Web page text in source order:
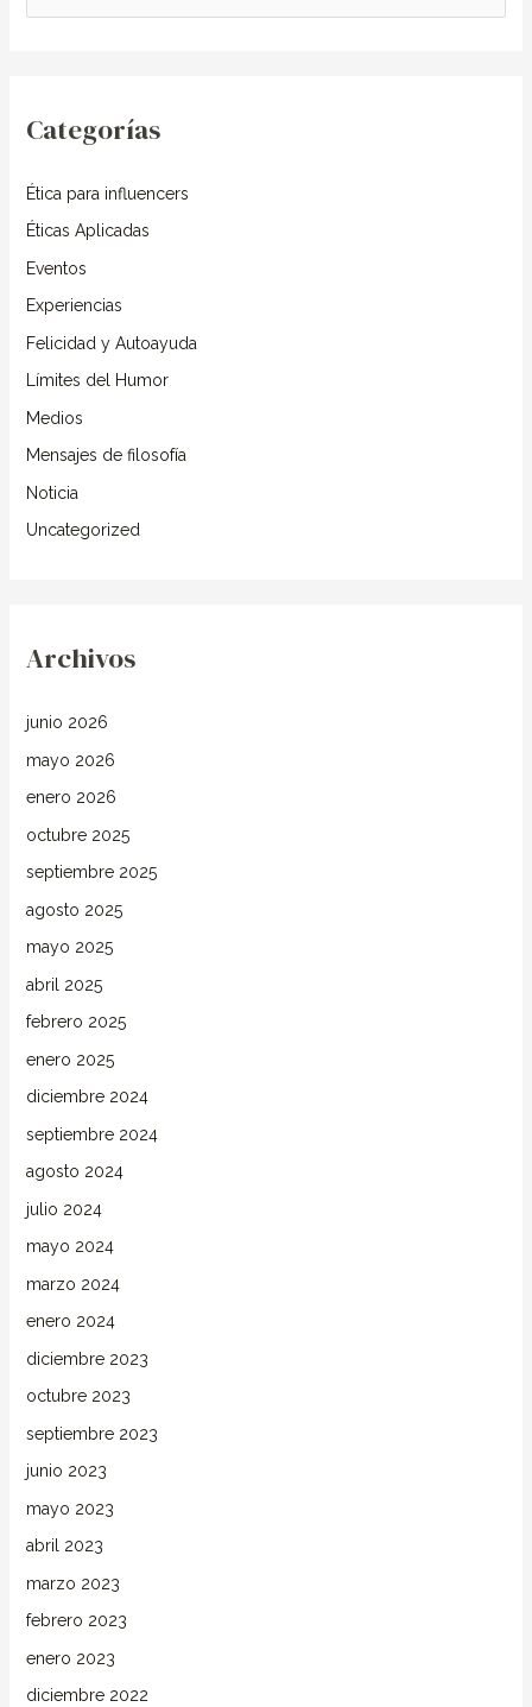
a
p
o
r
Categorías
Ética para influencers
Éticas Aplicadas
Eventos
Experiencias
Felicidad y Autoayuda
Límites del Humor
Medios
Mensajes de filosofía
Noticia
Uncategorized
Archivos
junio 2026
mayo 2026
enero 2026
octubre 2025
septiembre 2025
agosto 2025
mayo 2025
abril 2025
febrero 2025
enero 2025
diciembre 2024
septiembre 2024
agosto 2024
julio 2024
mayo 2024
marzo 2024
enero 2024
diciembre 2023
octubre 2023
septiembre 2023
junio 2023
mayo 2023
abril 2023
marzo 2023
febrero 2023
enero 2023
diciembre 2022